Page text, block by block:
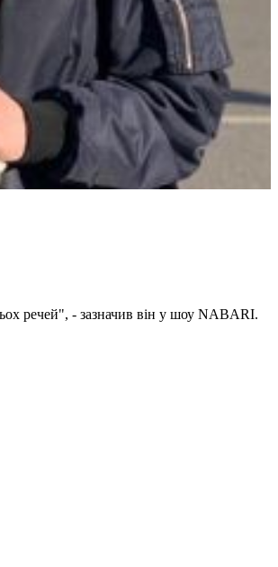
речей", - зазначив він у шоу NABARI.